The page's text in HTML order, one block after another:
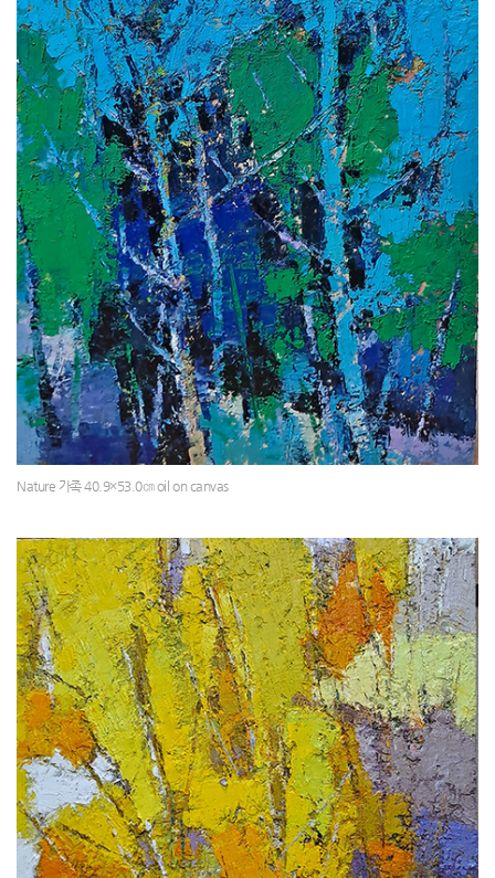
Nature 가족 40.9×53.0㎝ oil on canvas